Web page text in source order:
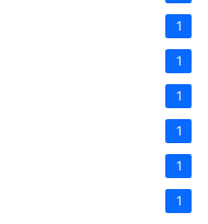
1
1
1
1
1
1